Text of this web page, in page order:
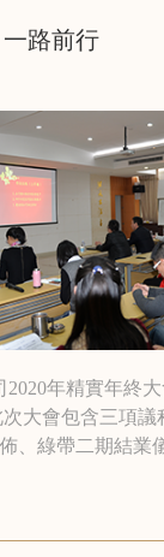
路前行
2020年精實年終
次大會包含三項
、綠帶二期結業